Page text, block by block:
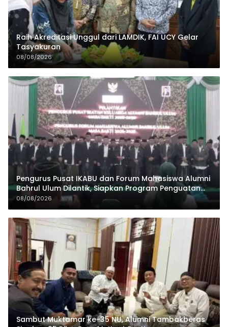
Raih Akreditasi Unggul dari LAMDIK, FAI UCY Gelar
Tasyakuran
08/08/2026
Pengurus Pusat IKABU dan Forum Mahasiswa Alumni
Bahrul Ulum Dilantik, Siapkan Program Penguatan
Organisasi dan Ekonomi
08/08/2026
Sambut Muktamar ke-35 NU, Alumni Tambakberas